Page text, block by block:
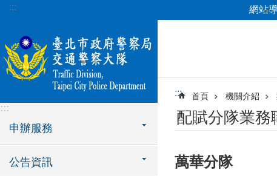
跳到主要內容區塊
::: 網站
:::
申辦服務
公告資訊
::: 首頁 機關介紹
配賦分隊業務
萬華分隊